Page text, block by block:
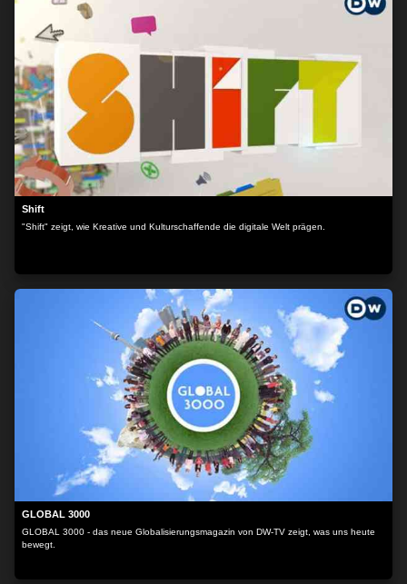
Shift
"Shift" zeigt, wie Kreative und Kulturschaffende die digitale Welt prägen.
GLOBAL 3000
GLOBAL 3000 - das neue Globalisierungsmagazin von DW-TV zeigt, was uns heute
bewegt.